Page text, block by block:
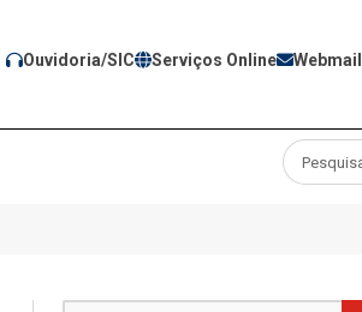
Ouvidoria/SIC Serviços Online Webmail